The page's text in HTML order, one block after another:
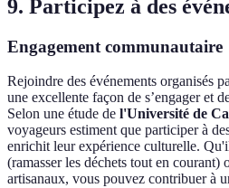
9. Participez à des
Engagement communautaire
Rejoindre des événements organisés
une excellente façon de s’engager et
Selon une étude de l'Université de
voyageurs estiment que participer à
enrichit leur expérience culturelle.
(ramasser les déchets tout en courant)
artisanaux, vous pouvez contribuer à